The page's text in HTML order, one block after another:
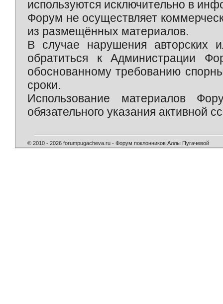
используются исключительно в
Форум не осуществляет
из размещённых материалов.
В случае нарушения авторских
обратиться к Администрации
обоснованному требованию
сроки.
Использование материалов
обязательного указания активной
© 2010 - 2026 forumpugacheva.ru - Форум поклонников Аллы Пугачевой